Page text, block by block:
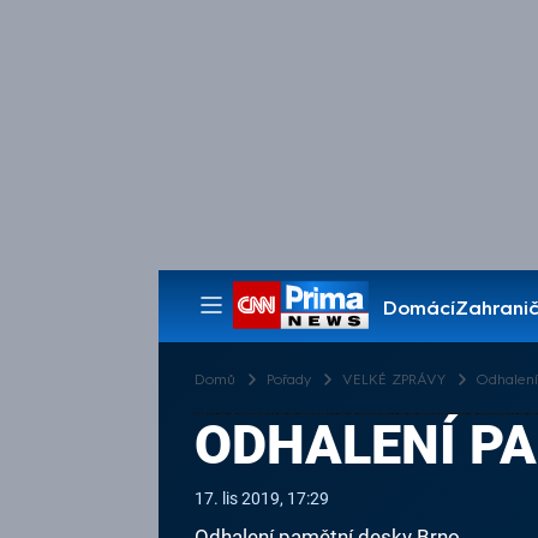
Domácí
Pořady
Domů Pořady VELKÉ ZPRÁVY
ODHALENÍ
17. lis 2019, 17:29